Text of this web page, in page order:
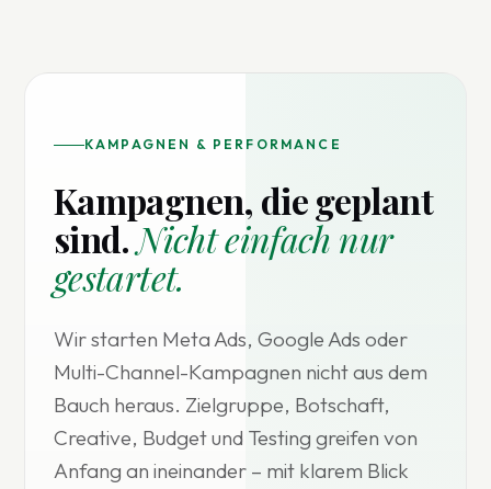
KAMPAGNEN & PERFORMANCE
Kampagnen, die geplant
sind.Nicht einfach nur
gestartet.
Wir starten Meta Ads, Google Ads oder
Multi-Channel-Kampagnen nicht aus dem
Bauch heraus. Zielgruppe, Botschaft,
Creative, Budget und Testing greifen von
Anfang an ineinander – mit klarem Blick